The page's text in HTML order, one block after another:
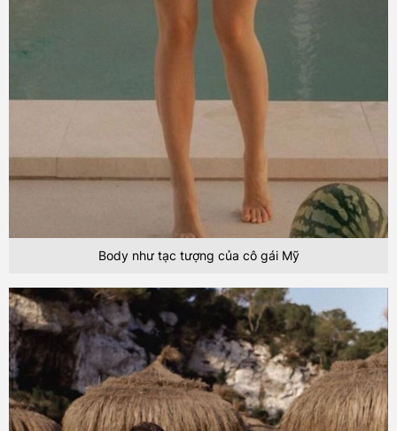
Body như tạc tượng của cô gái Mỹ